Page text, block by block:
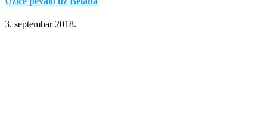
3. septembar 2018.